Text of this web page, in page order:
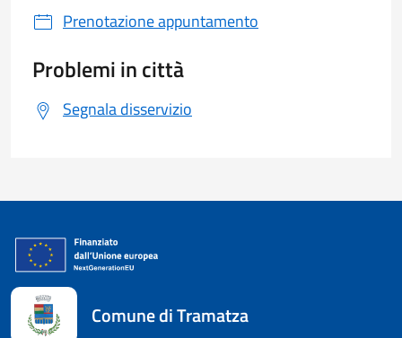
Prenotazione appuntamento
Problemi in città
Segnala disservizio
Comune di Tramatza